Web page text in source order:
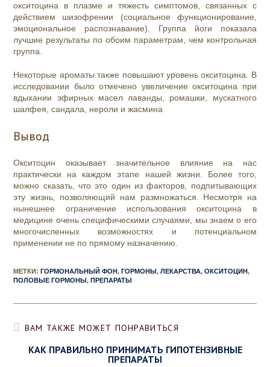
окситоцина в плазме и тяжесть симптомов, связанных с
действием шизофрении (социальное функционирование,
эмоциональное распознавание). Группа йоги показала
лучшие результаты по обоим параметрам, чем контрольная
группа.
Некоторые ароматы также повышают уровень окситоцина. В
исследовании было отмечено увеличение окситоцина при
вдыхании эфирных масел лаванды, ромашки, мускатного
шалфея, сандала, нероли и жасмина
Вывод
Окситоцин оказывает значительное влияние на нас
практически на каждом этапе нашей жизни. Более того,
можно сказать, что это один из факторов, подпитывающих
эту жизнь, позволяющий нам размножаться. Несмотря на
нынешнее ограничение использования окситоцина в
медицине очень специфическими случаями, мы знаем о его
многочисленных возможностях и потенциальном
применении не по прямому назначению.
МЕТКИ : ГОРМОНАЛЬНЫЙ ФОН, ГОРМОНЫ, ЛЕКАРСТВА, ОКСИТОЦИН,
ПОЛОВЫЕ ГОРМОНЫ, ПРЕПАРАТЫ
ВАМ ТАКЖЕ МОЖЕТ ПОНРАВИТЬСЯ
КАК ПРАВИЛЬНО ПРИНИМАТЬ ГИПОТЕНЗИВНЫЕ
ПРЕПАРАТЫ